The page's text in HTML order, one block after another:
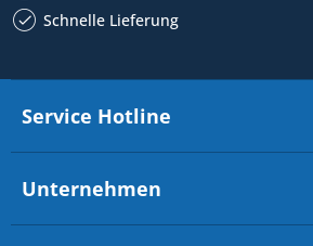
Schnelle Lieferung
Service Hotline
Unternehmen